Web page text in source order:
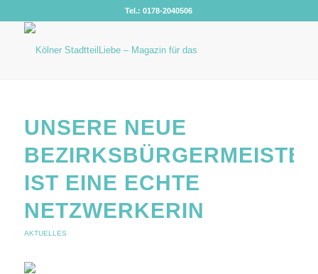
Tel.: 0178-2040506
UNSERE NEUE
IST EINE ECHTE
NETZWERKERIN
AKTUELLES